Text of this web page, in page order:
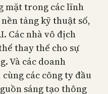
mặt trong các lĩnh
tảng kỹ thuật số,
Các nhà vô địch
thay thế cho sự
Và các doanh
các công ty đầu
sáng tạo thông